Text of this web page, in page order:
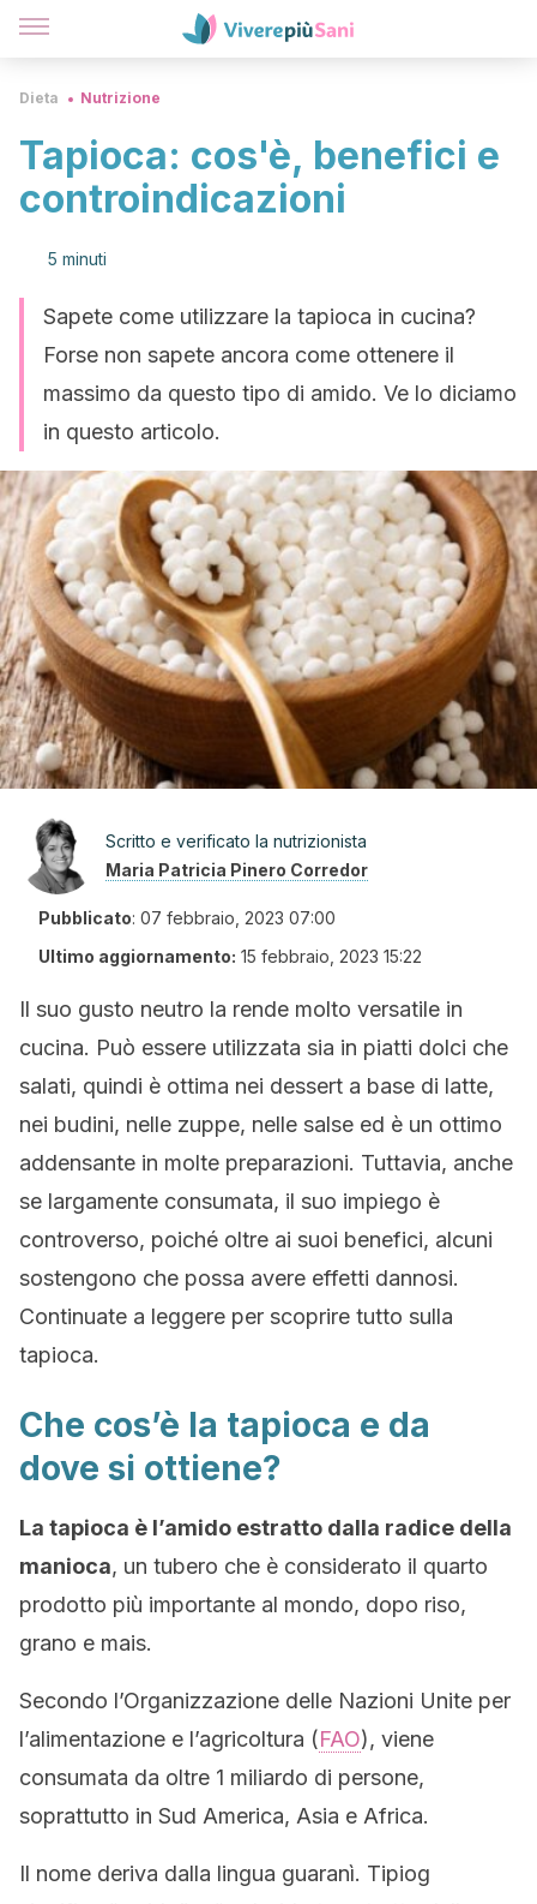
Dieta Nutrizione
Tapioca: cos'è, benefici e
controindicazioni
5 minuti
Sapete come utilizzare la tapioca in cucina?
Forse non sapete ancora come ottenere il
massimo da questo tipo di amido. Ve lo diciamo
in questo articolo.
Scritto e verificato la nutrizionista
Maria Patricia Pinero Corredor
Pubblicato: 07 febbraio, 2023 07:00
Ultimo aggiornamento: 15 febbraio, 2023 15:22
Il suo gusto neutro la rende molto versatile in
cucina. Può essere utilizzata sia in piatti dolci che
salati, quindi è ottima nei dessert a base di latte,
nei budini, nelle zuppe, nelle salse ed è un ottimo
addensante in molte preparazioni. Tuttavia, anche
se largamente consumata, il suo impiego è
controverso, poiché oltre ai suoi benefici, alcuni
sostengono che possa avere effetti dannosi.
Continuate a leggere per scoprire tutto sulla
tapioca.
Che cos’è la tapioca e da
dove si ottiene?
La tapioca è l’amido estratto dalla radice della
manioca, un tubero che è considerato il quarto
prodotto più importante al mondo, dopo riso,
grano e mais.
Secondo l’Organizzazione delle Nazioni Unite per
l’alimentazione e l’agricoltura (FAO), viene
consumata da oltre 1 miliardo di persone,
soprattutto in Sud America, Asia e Africa.
Il nome deriva dalla lingua guaranì. Tipiog